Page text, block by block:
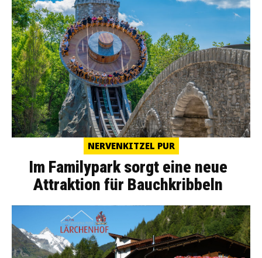
NERVENKITZEL PUR
Im Familypark sorgt eine neue
Attraktion für Bauchkribbeln